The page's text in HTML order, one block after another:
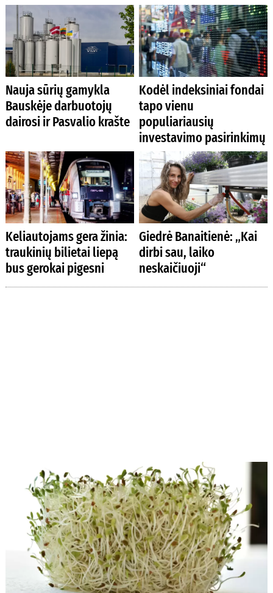
Nauja sūrių gamykla
Bauskėje darbuotojų
dairosi ir Pasvalio krašte
Kodėl indeksiniai fondai
tapo vienu
populiariausių
investavimo pasirinkimų
Keliautojams gera žinia:
traukinių bilietai liepą
bus gerokai pigesni
Giedrė Banaitienė: „Kai
dirbi sau, laiko
neskaičiuoji“